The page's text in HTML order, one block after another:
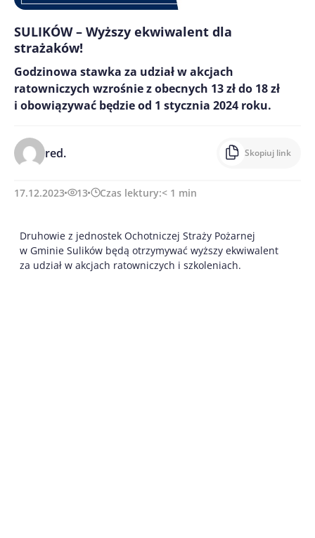
SULIKÓW – Wyższy ekwiwalent dla
strażaków!
Godzinowa stawka za udział w akcjach
ratowniczych wzrośnie z obecnych 13 zł do 18 zł
i obowiązywać będzie od 1 stycznia 2024 roku.
red. Skopiuj link
17.12.2023 13 Czas lektury:< 1 min
Druhowie z jednostek Ochotniczej Straży Pożarnej
w Gminie Sulików będą otrzymywać wyższy ekwiwalent
za udział w akcjach ratowniczych i szkoleniach.